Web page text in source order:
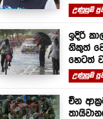
උණුසුම්
ඉදිරි
නිකුත්
හෙටත්
උණුසුම්
චීන